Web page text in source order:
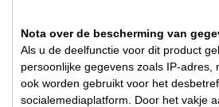
Nota over de bescherming van
Als u de deelfunctie voor dit product
persoonlijke gegevens zoals IP-adres,
ook worden gebruikt voor het
socialemediaplatform. Door het vakje